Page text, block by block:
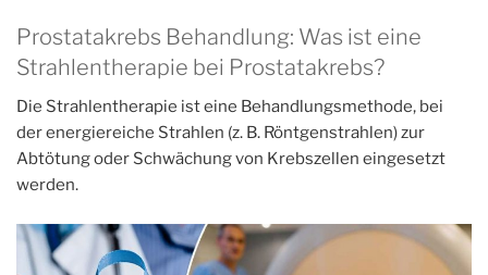
Prostatakrebs Behandlung: Was ist eine
Strahlentherapie bei Prostatakrebs?
Die Strahlentherapie ist eine Behandlungsmethode, bei
der energiereiche Strahlen (z. B. Röntgenstrahlen) zur
Abtötung oder Schwächung von Krebszellen eingesetzt
werden.